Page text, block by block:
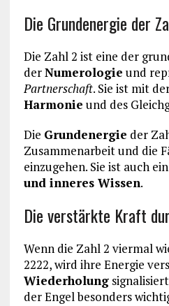
Die Grundenergie der
Die Zahl 2 ist eine der
derNumerologie und
Partnerschaft. Sie ist mit
Harmonie und des
Die Grundenergie der
Zusammenarbeit und die
einzugehen. Sie ist auch
und inneres Wissen.
Die verstärkte Kraft
Wenn die Zahl 2 viermal
2222, wird ihre Energie
Wiederholung
der Engel besonders